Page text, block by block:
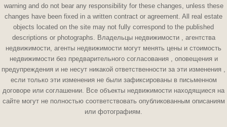
warning and do not bear any responsibility for these changes, unless these
changes have been fixed in a written contract or agreement. All real estate
objects located on the site may not fully correspond to the published
descriptions or photographs. Владельцы недвижимости , агентства
недвижимости, агенты недвижимости могут менять цены и стоимость
недвижимости без предварительного согласования , оповещения и
предупреждения и не несут никакой ответственности за эти изменения ,
если только эти изменения не были зафиксированы в письменном
договоре или соглашении. Все объекты недвижимости находящиеся на
сайте могут не полностью соответствовать опубликованным описаниям
или фотографиям.